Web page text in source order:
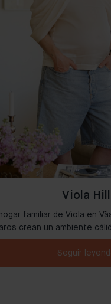
Viola Hill
familiar de Viola en
crean un ambiente
Seguir